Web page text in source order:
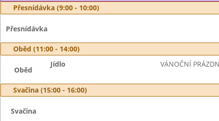
Přesnídávka (9:00 - 10:00)
Přesnídávka
Oběd (11:00 - 14:00)
Oběd
Jídlo VÁNOČNÍ
Svačina (15:00 - 16:00)
Svačina